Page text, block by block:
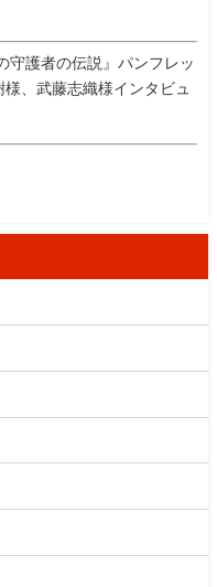
守護者の伝説』パンフレッ
、武藤志織様インタビュ